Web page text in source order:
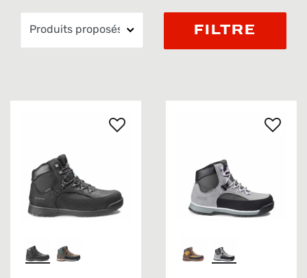
FILTRE